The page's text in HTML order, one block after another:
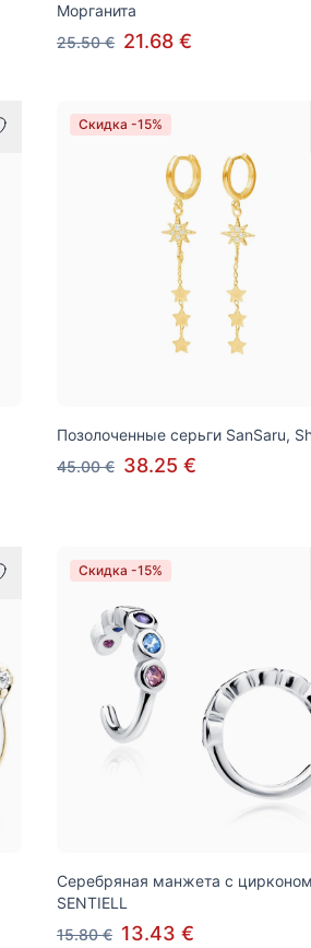
Морганита
25.50 € 21.68 €
Скидка -15%
Позолоченные серьги SanSaru,
45.00 € 38.25 €
Скидка -15%
Серебряная манжета с цирконом
SENTIELL
15.80 € 13.43 €